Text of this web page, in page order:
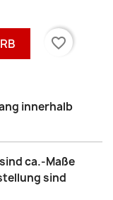
favorite_border
innerhalb
ca.-Maße
sind